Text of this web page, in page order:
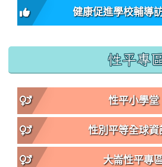
健康促進學校輔導
性平專
性平小學堂
性別平等全球資
大崙性平專